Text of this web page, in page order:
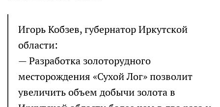
Игорь Кобзев, губернатор Иркутской
области:
— Разработка золоторудного
месторождения «Сухой Лог» позволит
увеличить объем добычи золота в